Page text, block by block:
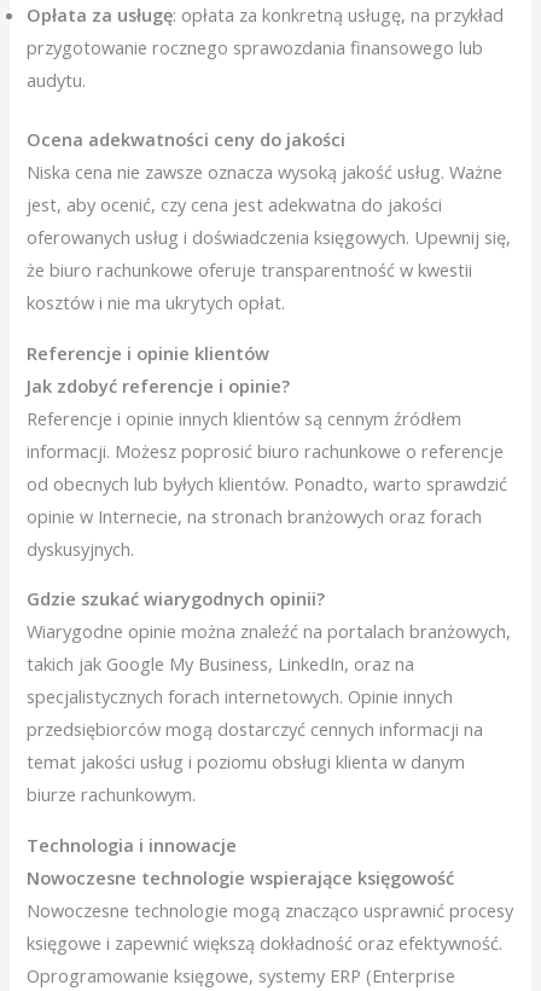
Opłata za usługę: opłata za konkretną usługę, na przykład
przygotowanie rocznego sprawozdania finansowego lub
audytu.
Ocena adekwatności ceny do jakości
Niska cena nie zawsze oznacza wysoką jakość usług. Ważne
jest, aby ocenić, czy cena jest adekwatna do jakości
oferowanych usług i doświadczenia księgowych. Upewnij się,
że biuro rachunkowe oferuje transparentność w kwestii
kosztów i nie ma ukrytych opłat.
Referencje i opinie klientów
Jak zdobyć referencje i opinie?
Referencje i opinie innych klientów są cennym źródłem
informacji. Możesz poprosić biuro rachunkowe o referencje
od obecnych lub byłych klientów. Ponadto, warto sprawdzić
opinie w Internecie, na stronach branżowych oraz forach
dyskusyjnych.
Gdzie szukać wiarygodnych opinii?
Wiarygodne opinie można znaleźć na portalach branżowych,
takich jak Google My Business, LinkedIn, oraz na
specjalistycznych forach internetowych. Opinie innych
przedsiębiorców mogą dostarczyć cennych informacji na
temat jakości usług i poziomu obsługi klienta w danym
biurze rachunkowym.
Technologia i innowacje
Nowoczesne technologie wspierające księgowość
Nowoczesne technologie mogą znacząco usprawnić procesy
księgowe i zapewnić większą dokładność oraz efektywność.
Oprogramowanie księgowe, systemy ERP (Enterprise